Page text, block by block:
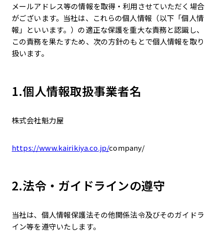
メールアドレス等の情報を取得・利用させていただく場合
がございます。当社は、これらの個人情報（以下「個人情
報」といいます。）の適正な保護を重大な責務と認識し、
この責務を果たすため、次の方針のもとで個人情報を取り
扱います。
1.個人情報取扱事業者名
株式会社魁力屋
https://www.kairikiya.co.jp/company/
2.法令・ガイドラインの遵守
当社は、個人情報保護法その他関係法令及びそのガイドラ
イン等を遵守いたします。